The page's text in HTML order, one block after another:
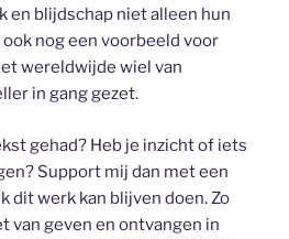
en blijdschap niet alleen hun
nog een voorbeeld voor
wereldwijde wiel van
in gang gezet.
gehad? Heb je inzicht of iets
Support mij dan met een
dit werk kan blijven doen. Zo
van geven en ontvangen in